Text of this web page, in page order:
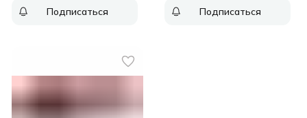
Подписаться Подписаться